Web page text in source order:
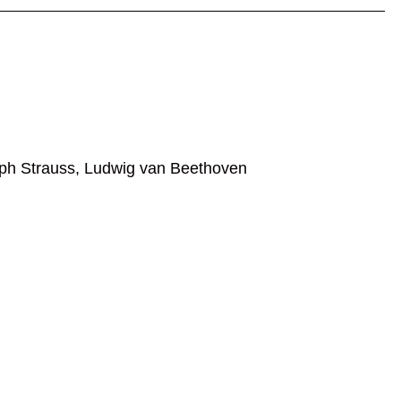
Strauss, Ludwig van Beethoven